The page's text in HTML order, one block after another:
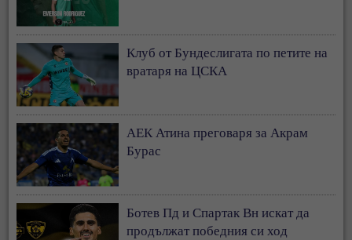
Клуб от Бундеслигата по петите на
вратаря на ЦСКА
АЕК Атина преговаря за Акрам
Бурас
Ботев Пд и Спартак Вн искат да
продължат победния си ход